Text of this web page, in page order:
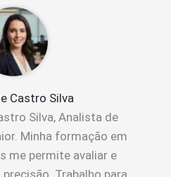
Castro Silva
Silva, Analista de
Minha formação em
me permite avaliar e
Trabalho para